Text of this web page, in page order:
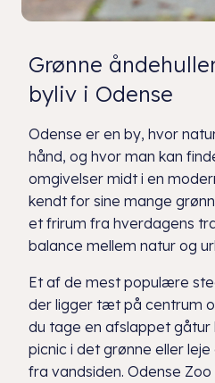
Grønne
byliv i Odense
Odense er en by, hvor
hånd, og hvor man kan
omgivelser midt i en
kendt for sine mange
et frirum fra hverdagens
balance mellem natur og
Et af de mest populære
der ligger tæt på centrum
du tage en afslappet gåtur
picnic i det grønne eller
fra vandsiden. Odense